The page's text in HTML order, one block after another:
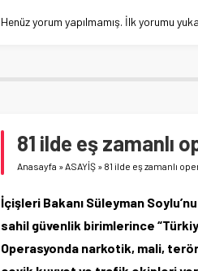
Henüz yorum yapılmamış. İlk yorumu
81 ilde eş zamanlı
Anasayfa »ASAYİŞ » 81 ilde eş zamanlı
İçişleri Bakanı Süleyman
sahil güvenlik birimlerince
Operasyonda narkotik, mali,